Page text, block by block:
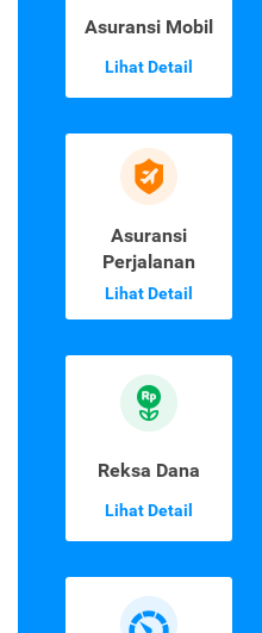
Asuransi Mobil
Lihat Detail
Asuransi
Perjalanan
Lihat Detail
Reksa Dana
Lihat Detail